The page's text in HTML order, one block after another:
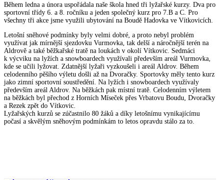
Během ledna a února uspořádala naše škola hned tři lyžařské kurzy. Dva pro
sportovní třídy 6. a 8. ročníku a jeden společný kurz pro 7.B a C. Pro
všechny tři akce jsme využili ubytování na Boudě Hadovka ve Vítkovicích.
Letošní sněhové podmínky byly velmi dobré, a proto nebyl problém
využívat jak mírnější sjezdovku Vurmovka, tak delší a náročnější terén na
Aldrově a také běžkařské tratě na loukách v okolí Vítkovic. Sedmáci
k výcviku na lyžích a snowboardech využívali především areál Vurmovka,
kde se učili lyžovat. Zdatnější lyžaři vyzkoušeli i areál Aldrov. Během
celodenního pěšího výletu došli až na Dvoračky. Sportovky měly tento kurz
jako zimní sportovní soustředění. Na lyžích i snowboardech využívaly
především areál Aldrov. Na běžkách pak místní tratě. Celodenním výletem
na běžkách byl přechod z Horních Míseček přes Vrbatovu Boudu, Dvoračky
a Rezek zpět do Vítkovic.
Lyžařských kurzů se zúčastnilo 80 žáků a díky letošnímu vynikajícímu
počasí a skvělým sněhovým podmínkám to letos opravdu stálo za to.